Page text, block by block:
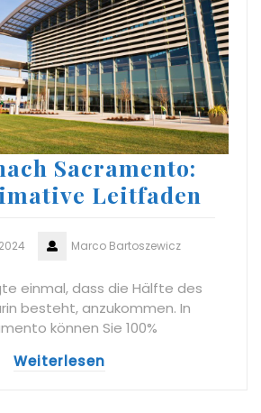
Sacramento:
Leitfaden
Marco Bartoszewicz
einmal, dass die Hälfte des
besteht, anzukommen. In
können Sie 100%
Weiterlesen